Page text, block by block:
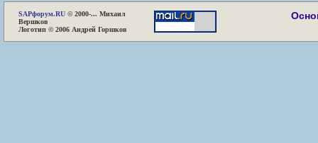
SAPфорум.RU © 2000-... Михаил
Вершков
Логотип © 2006 Андрей Горшков